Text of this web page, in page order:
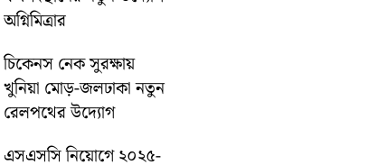
অগ্নিমিত্রার
চিকেনস নেক সুরক্ষায়
খুনিয়া মোড়-জলঢাকা নতুন
রেলপথের উদ্যোগ
এসএসসি নিয়োগে ২০২৫-